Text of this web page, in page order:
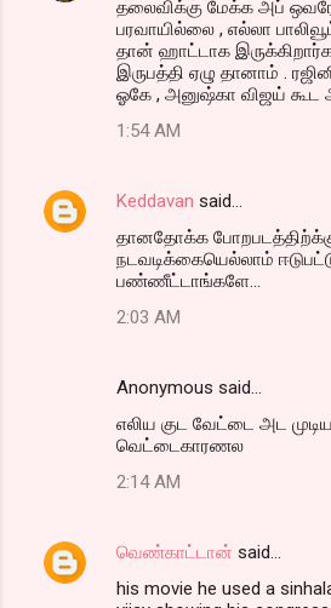
தலைவிக்கு மேக்க அப்
பரவாயில்லை , எல்லா
தான் ஹாட்டாக
இருபத்தி ஏழு தானாம் .
ஓகே , அனுஷ்கா விஜய் கூட
1:54 AM
Keddavan said…
தானதோக்க
நடவடிக்கையெல்லாம்
பண்ணீட்டாங்களே...
2:03 AM
Anonymous said…
எலிய குட வேட்டை அட
வெட்டைகாரணல
2:14 AM
வெண்காட்டான் said…
his movie he used a